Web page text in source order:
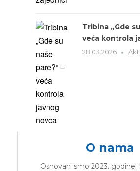
Tribina „Gde
veća kontrola
28.03.2026
O nama
Osnovani smo 2023. godine.